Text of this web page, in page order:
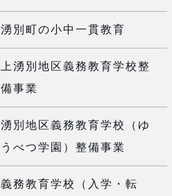
湧別町の小中一貫教育
上湧別地区義務教育学校整
備事業
湧別地区義務教育学校（ゆ
うべつ学園）整備事業
義務教育学校（入学・転